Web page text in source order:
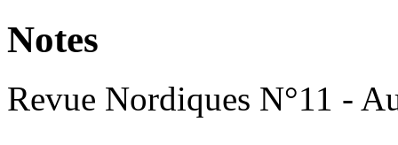
Notes
Revue Nordiques N°11 -